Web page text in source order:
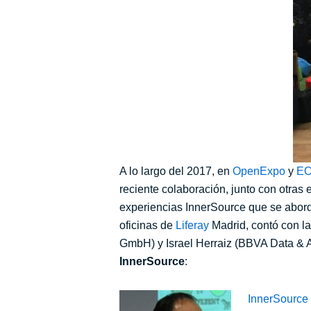
A lo largo del 2017, en OpenExpo y
reciente colaboración, junto con otras
experiencias InnerSource que se
oficinas de Liferay Madrid, contó con
GmbH) y Israel Herraiz (BBVA Data &
InnerSource:
InnerSource